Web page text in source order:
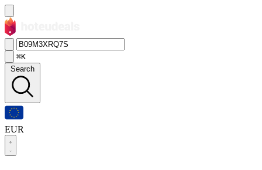
⌘K
Search
EUR